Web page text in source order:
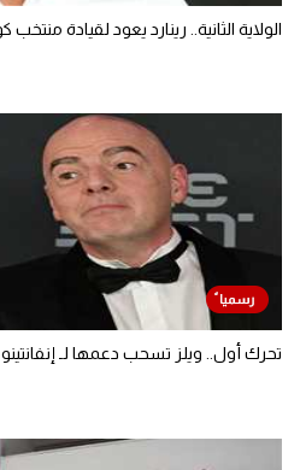
الولاية الثانية.. رينارد يعود لقيادة منتخب
تحرك أول.. ويلز تسحب دعمها لـ